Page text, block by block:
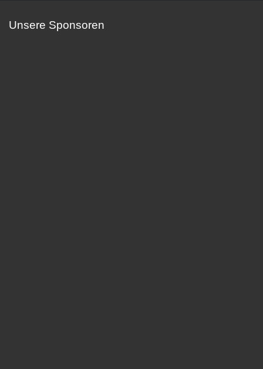
Unsere Sponsoren